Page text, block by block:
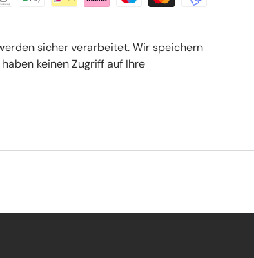
sicher verarbeitet. Wir speichern
keinen Zugriff auf Ihre